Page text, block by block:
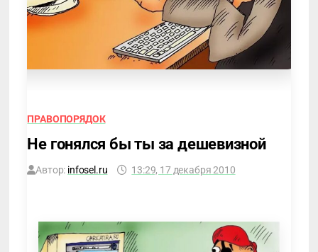
ПРАВОПОРЯДОК
Не гонялся бы ты за дешевизной
Автор: infosel.ru 13:29, 17 декабря 2010